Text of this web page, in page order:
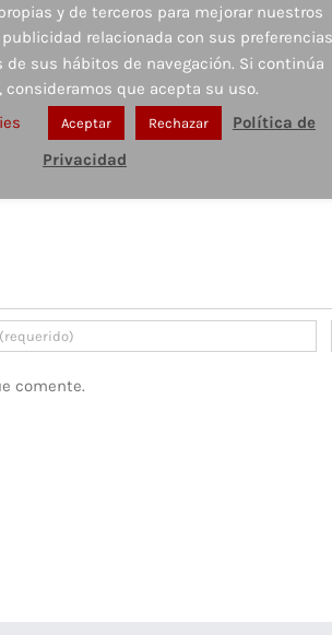
comente.
y de terceros para mejorar nuestros
relacionada con sus preferencias
sus hábitos de navegación. Si continúa
consideramos que acepta su uso.
Aceptar Rechazar
Política de
Privacidad